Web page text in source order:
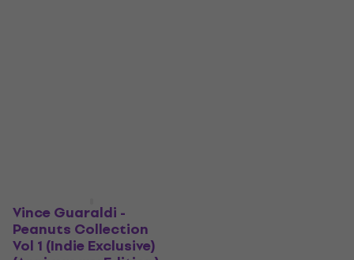
Vince Guaraldi -
Peanuts Collection
Vol 1 (Indie Exclusive)